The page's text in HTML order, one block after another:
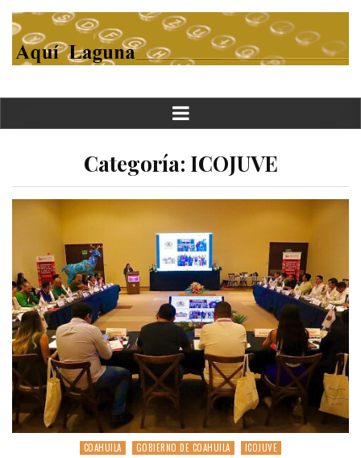
Categoría: ICOJUVE
Posted
COAHUILA GOBIERNO DE COAHUILA ICOJUVE